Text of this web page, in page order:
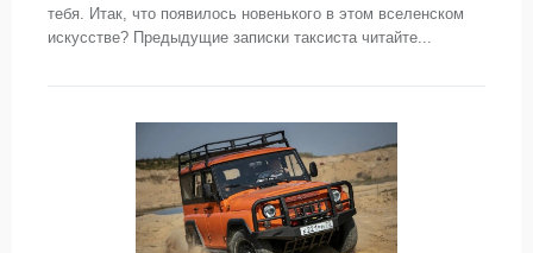
тебя. Итак, что появилось новенького в этом вселенском
искусстве? Предыдущие записки таксиста читайте...